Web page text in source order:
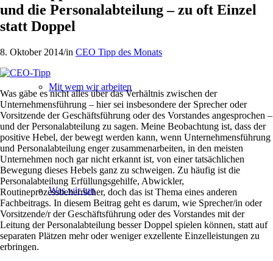
Mit wem wir arbeiten
Was wir tun
und die Personalabteilung – zu oft Einzel
statt Doppel
8. Oktober 2014/in CEO Tipp des Monats
Was gäbe es nicht alles über das Verhältnis zwischen der
Unternehmensführung – hier sei insbesondere der Sprecher oder
Vorsitzende der Geschäftsführung oder des Vorstandes angesprochen –
und der Personalabteilung zu sagen. Meine Beobachtung ist, dass der
positive Hebel, der bewegt werden kann, wenn Unternehmensführung
und Personalabteilung enger zusammenarbeiten, in den meisten
Unternehmen noch gar nicht erkannt ist, von einer tatsächlichen
Bewegung dieses Hebels ganz zu schweigen. Zu häufig ist die
Personalabteilung Erfüllungsgehilfe, Abwickler,
Routineprozessbeherrscher, doch das ist Thema eines anderen
Fachbeitrags. In diesem Beitrag geht es darum, wie Sprecher/in oder
Vorsitzende/r der Geschäftsführung oder des Vorstandes mit der
Leitung der Personalabteilung besser Doppel spielen können, statt auf
separaten Plätzen mehr oder weniger exzellente Einzelleistungen zu
erbringen.